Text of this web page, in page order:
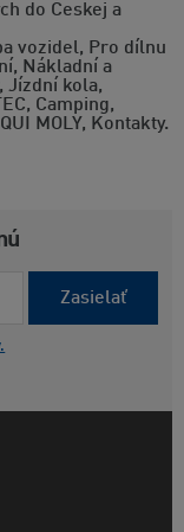
do Českej a
vozidel, Pro dílnu
Nákladní a
Jízdní kola,
Camping,
MOLY, Kontakty.
Zasielať